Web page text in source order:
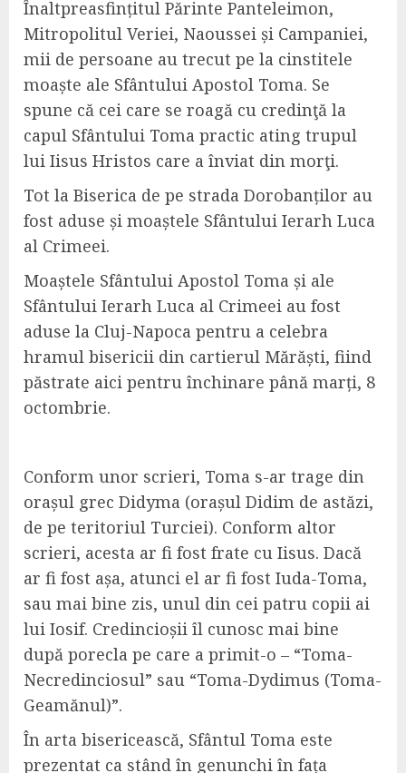
Înaltpreasfințitul Părinte Panteleimon,
Mitropolitul Veriei, Naoussei și Campaniei,
mii de persoane au trecut pe la cinstitele
moaște ale Sfântului Apostol Toma. Se
spune că cei care se roagă cu credinţă la
capul Sfântului Toma practic ating trupul
lui Iisus Hristos care a înviat din morţi.
Tot la Biserica de pe strada Dorobanților au
fost aduse și moaștele Sfântului Ierarh Luca
al Crimeei.
Moaștele Sfântului Apostol Toma și ale
Sfântului Ierarh Luca al Crimeei au fost
aduse la Cluj-Napoca pentru a celebra
hramul bisericii din cartierul Mărăști, fiind
păstrate aici pentru închinare până marți, 8
octombrie.
Conform unor scrieri, Toma s-ar trage din
orașul grec Didyma (orașul Didim de astăzi,
de pe teritoriul Turciei). Conform altor
scrieri, acesta ar fi fost frate cu Iisus. Dacă
ar fi fost așa, atunci el ar fi fost Iuda-Toma,
sau mai bine zis, unul din cei patru copii ai
lui Iosif. Credincioșii îl cunosc mai bine
după porecla pe care a primit-o – “Toma-
Necredinciosul” sau “Toma-Dydimus (Toma-
Geamănul)”.
În arta bisericească, Sfântul Toma este
prezentat ca stând în genunchi în fața